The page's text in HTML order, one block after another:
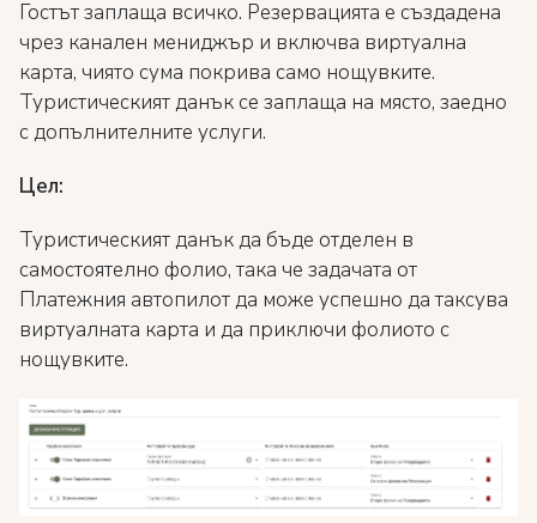
Гостът заплаща всичко. Резервацията е създадена
чрез канален мениджър и включва виртуална
карта, чиято сума покрива само нощувките.
Туристическият данък се заплаща на място, заедно
с допълнителните услуги.
Цел:
Туристическият данък да бъде отделен в
самостоятелно фолио, така че задачата от
Платежния автопилот да може успешно да таксува
виртуалната карта и да приключи фолиото с
нощувките.